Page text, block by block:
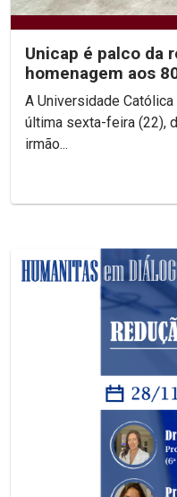
Unicap é palco da
homenagem aos
e às Teologias da...
A Universidade
última sexta-feira (22),
irmão...